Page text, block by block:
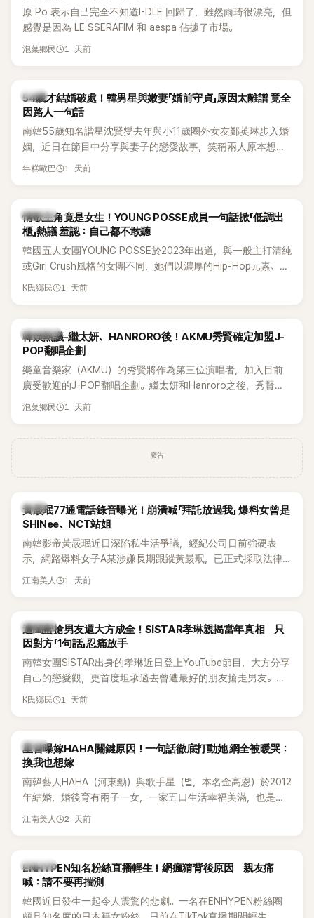
原 Po 表示自己完全不知道I-DLE 回歸了，雖然雨琦很漂亮，但
感覺是因為 LE SSERAFIM 和 aespa 佔據了市場。
泡菜鄉民 1 天前
韓星
54歲才結婚破處！韓男星與嫩妻「婚前守貞」原因太離譜 竟全
因路人一句話
南韓55歲知名諧星沈賢燮去年與小11歲圈外女友鄭英琳步入婚
姻，近日在節目中分享與妻子的戀愛故事，笑稱兩人原本想享
受兩人世界，沒想到站在飯店門口時竟被路人認出，還一路替
年糕歐巴 1 天前
K-POP
情歌主角竟是女生！YOUNG POSSE成員一句話掀「低調出
櫃」熱議 羞認：自己都不敢聽
韓國五人女團YOUNG POSSE於2023年出道，與一般主打清純
或Girl Crush風格的女團不同，她們以濃厚的Hip-Hop元素、自
創Rap及成員親自參與創作為特色，MV也融入美式街頭、塗
為第五代女團中極具辨識度的新生代代表之一。
K氏鄉民 1 天前
熱議討論
韓娛熱議-繼太妍、HANRORO後！AKMU秀賢確定加盟J-
POP翻唱企劃
樂童音樂家（AKMU）的秀賢將作為第三位演唱者，加入目前
廣受歡迎的J-POP翻唱企劃。繼太妍和Hanroro之後，秀賢已
獲選為第三首翻唱歌曲的主唱，並於近期完成錄音。
泡菜鄉民 1 天前
廣告
韓星
黃晸珉77通電話錄音曝光！崩潰喊「拜託放過我」 爆料女曾是
SHINee、NCT站姐
南韓影帝黃晸珉近日深陷私生活爭議，經紀公司日前強硬表
示，網路爆料女子A某涉嫌長期跟蹤黃晸珉，已正式採取法律
行動。不過，A並未停止發聲，持續透過社群平台公開爆料，反
的錄音內容，而A也首度承認自己過去曾是SHINee、NCT等偶
像團體的「站姐」，事件持續延燒。
江南美人 1 天前
K-POP
遭閨蜜搶男友還大方成全！SISTAR孝琳親揭當年真相 只
因對方「1句話」忍痛放手
南韓女團SISTAR出身的孝琳近日登上YouTube節目，大方分享
自己的戀愛觀，更首度坦承過去曾遭最好的朋友搶走男友。她
表示，當時選擇瀟灑放手，但如果同樣的事情現在再發生，「我
K氏鄉民 1 天前
韓星
星首曝嫁HAHA關鍵原因！一句話徹底打動她 網全被暖哭：
換我也想嫁
南韓藝人HAHA（河東勳）與歌手星（별，本名金高恩）於2012
年結婚，婚後育有兩子一女，一家五口生活幸福美滿，也是韓
國演藝圈公認的模範夫妻。近日，星首度公開當年決定嫁給
江南美人 2 天前
K-POP
ENHYPEN知名粉絲直播輕生！網瘋猜背後原因 親友痛
喊：請不要再揣測
韓國近日發生一起令人震驚的悲劇。一名在ENHYPEN粉絲圈